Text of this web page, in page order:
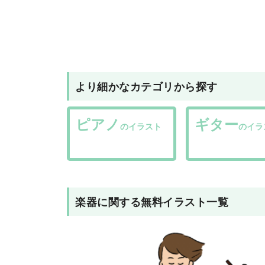
より細かなカテゴリから探す
ピアノ のイラスト ギターのイラ
楽器に関する無料イラスト一覧